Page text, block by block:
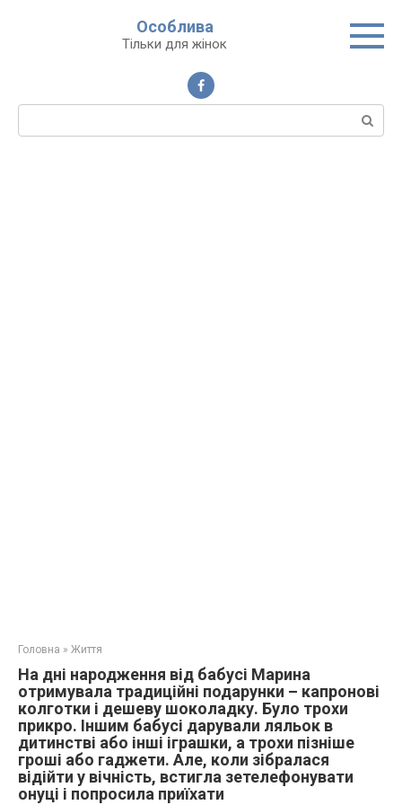
Особлива
Тільки для жінок
Пошук:
Головна » Життя
На дні народження від бабусі Марина
отримувала традиційні подарунки – капронові
колготки і дешеву шоколадку. Було трохи
прикро. Іншим бабусі дарували ляльок в
дитинстві або інші іграшки, а трохи пізніше
гроші або гаджети. Але, коли зібралася
відійти у вічність, встигла зетелефонувати
онуці і попросила приїхати